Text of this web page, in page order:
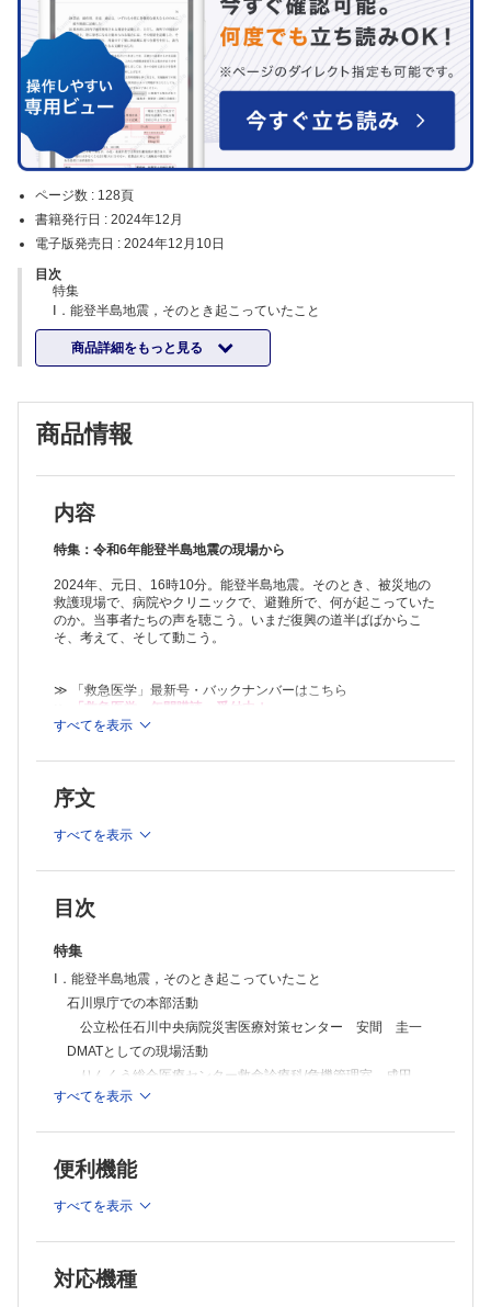
ページ数 : 128頁
書籍発行日 : 2024年12月
電子版発売日 : 2024年12月10日
目次
特集
Ⅰ．能登半島地震，そのとき起こっていたこと
石川県庁での本部活動
公立松任石川中央病院災害医療対策センター 安間 圭一
DMATとしての現場活動
淀川キリスト教病院救急科（集中治療科）/NPO法人災害人道医療支援
会（HuMA） 夏川 知輝
地震発生直後の現場状況と初期対応─実際の救助・医療連携活動から
NPO法人ピースウィンズ・ジャパン 稲葉 基高
被災地の総合病院の実際
被災地のクリニックの実際
ごちゃまるクリニック 小浦 友行
空路医療搬送調整の実際
福岡県済生会福岡総合病院救命救急センター 久城 正紀
広島大学大学院医系科学研究科公衆衛生学 久保 達彦 他
被災者ケア，避難生活支援などの実際─助かったいのちのその先の“生
きる”を支える支援
衛生学教室 山岸 暁美
精神科的支援・ケアの実際
DPAT事務局/獨協医科大学埼玉医療センター救急医療科 五明 佐也香
行政およびDMATによる災害時医療支援の現状と課題
日本医科大学多摩永山病院救命救急科/国際緊急援助隊救助チーム医療
班 阪本 太吾
災害時の医療支援活動における多職種連携の現状と課題
長崎大学病院災害医療支援室 山下 和範
連載
出張版Dr.ʼs Prime Academia
第20回 医師国家試験でひも解く救急医学─第118回医師国家試験内因
ふく在宅クリニック 中村 龍太郎 1478
商品詳細をもっと見る
商品情報
内容
特集：令和6年能登半島地震の現場から
2024年、元日、16時10分。能登半島地震。そのとき、被災地の
救護現場で、病院やクリニックで、避難所で、何が起こっていた
のか。当事者たちの声を聴こう。いまだ復興の道半ばばからこ
そ、考えて、そして動こう。
≫ 「救急医学」最新号・バックナンバーはこちら
「救急医学」年間購読、受付中！
「購入済ライセンス一覧」よりオンライン環境でPDF版をご覧い
すべてを表示
序文
すべてを表示
目次
特集
Ⅰ．能登半島地震，そのとき起こっていたこと
石川県庁での本部活動
公立松任石川中央病院災害医療対策センター 安間 圭一
DMATとしての現場活動
りんくう総合医療センター救命診療科/危機管理室 成田
麻衣子
道医療支援会（HuMA） 夏川 知輝
横浜市立みなと赤十字病院救命救急センター 中山 祐介
NPO法人ピースウィンズ・ジャパン 稲葉 基高
すべてを表示
便利機能
すべてを表示
対応機種